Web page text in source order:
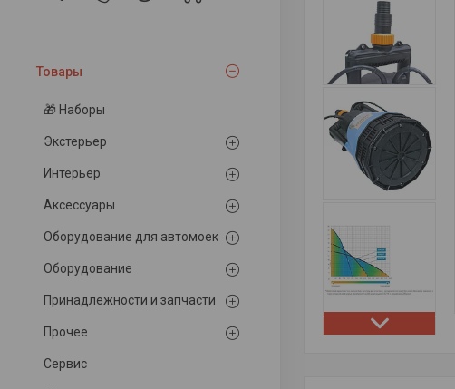
Товары
🎁 Наборы
Экстерьер
Интерьер
Аксессуары
Оборудование для автомоек
Оборудование
Принадлежности и запчасти
Прочее
Сервис